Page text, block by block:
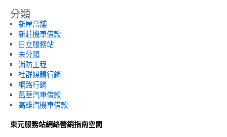
分類
新屋當舖
新莊機車借款
日立服務站
未分類
消防工程
社群媒體行銷
網路行銷
萬華汽車借款
高雄汽機車借款
東元服務站網絡營銷指南空間